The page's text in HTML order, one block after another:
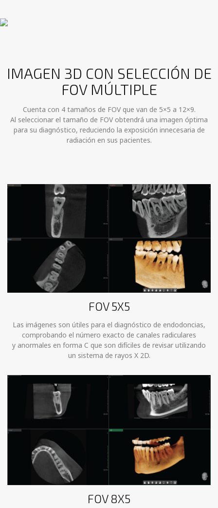
IMAGEN 3D CON SELECCIÓN DE
FOV MÚLTIPLE
Cuenta con 4 tamaños de FOV que van de 5×5 a 12×9.
Al seleccionar el tamaño de FOV obtendrá una imagen óptima
para su diagnóstico, reduciendo la exposición innecesaria de
radiación en sus pacientes.
FOV 5X5
Las imágenes son útiles para el diagnóstico de endodoncias,
comprobando el número exacto de canales radiculares
y anormales en forma C que son difíciles de revisar utilizando
un sistema de rayos X 2D.
FOV 8X5